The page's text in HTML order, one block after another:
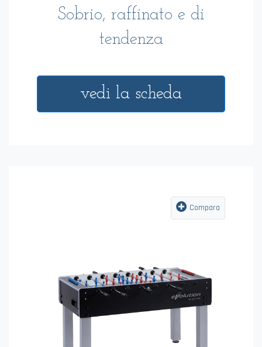
Sobrio, raffinato e di
tendenza
vedi la scheda
Compara